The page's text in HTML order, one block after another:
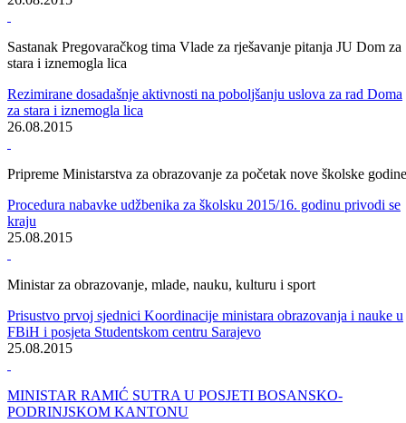
Prijemu prisustvovali kantonalni i općinski zvaničnici
31.08.2015